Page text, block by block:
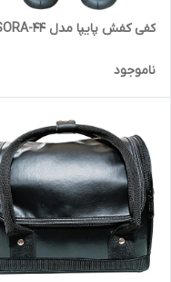
کفی کفش پایپا مدل SORA-44
ناموجود